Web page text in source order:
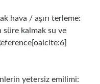
hava / aşırı terleme:
süre kalmak su ve
yetersiz emilimi: